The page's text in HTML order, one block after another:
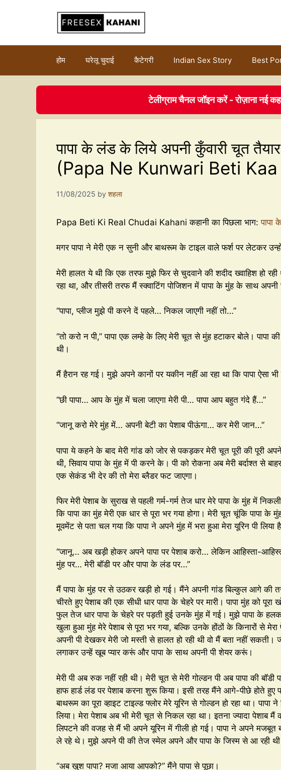
होम घरेलू चुदाई कैटेगरी Indian Sex Story Best
टेलीग्राम चैनल जॉइन करें - रोज़ाना नई
पापा के लंड के लिये अपनी कुँवारी चूत
(Papa Ne Kunwari Beti
11/08/2025 by शहला
Papa Beti Ki Real Chudai Kahani कहानी का पिछला भाग:पापा
मगर पापा ने मेरी एक न सुनी और बाथरूम के टाइल वाले फर्श पर लेटकर
मेरी हालत ये थी कि एक तरफ मुझे फिर से चुदवाने की शदीद ख्वाहिश हो
रहा था, और तीसरी तरफ मैं स्क्वाटिंग पोजिशन में पापा के मुंह के साथ अपनी
“पापा, प्लीज मुझे पी करने दें पहले… निकल जाएगी नहीं तो…”
“तो करो न पी,” पापा एक लम्हे के लिए मेरी चूत से मुंह हटाकर बोले। पापा
थी।
मैं हैरान रह गई। मुझे अपने कानों पर यकीन नहीं आ रहा था कि पापा ऐसा
“छी पापा… आप के मुंह में चला जाएगा मेरी पी… पापा आप बहुत गंदे हैं…”
“जानू करो मेरे मुंह में… अपनी बेटी का पेशाब पीऊंगा… कर मेरी जान…”
पापा ये कहने के बाद मेरी गांड को जोर से पकड़कर मेरी चूत पूरी की पूरी
थी, सिवाय पापा के मुंह में पी करने के। पी को रोकना अब मेरी बर्दाश्त से
एक सेकंड भी देर की तो मेरा ब्लैडर फट जाएगा।
फिर मेरी पेशाब के सुराख से पहली गर्म-गर्म तेज धार मेरे पापा के मुंह में
कि पापा का मुंह मेरी एक धार से पूरा भर गया होगा। मेरी चूत चूंकि पापा के
मूवमेंट से पता चल गया कि पापा ने अपने मुंह में भरा हुआ मेरा यूरिन पी लिया
“जानू… अब खड़ी होकर अपने पापा पर पेशाब करो… लेकिन आहिस्ता-
मुंह पर… मेरी बॉडी पर और पापा के लंड पर…”
मैं पापा के मुंह पर से उठकर खड़ी हो गई। मैंने अपनी गांड बिल्कुल आगे की
चीरते हुए पेशाब की एक सीधी धार पापा के चेहरे पर मारी। पापा मुंह को
फुल तेज धार पापा के चेहरे पर पड़ती हुई उनके मुंह में गई। मुझे पापा के
खुला हुआ मुंह मेरे पेशाब से पूरा भर गया, बल्कि उनके होंठों के किनारों से
अपनी पी देखकर मेरी जो मस्ती से हालत हो रही थी वो मैं बता नहीं
लगाकर उन्हें खूब प्यार करूं और पापा के साथ अपनी पी शेयर करूं।
मेरी पी अब रुक नहीं रही थी। मेरी चूत से मेरी गोल्डन पी अब पापा की बॉडी
हाफ हार्ड लंड पर पेशाब करना शुरू किया। इसी तरह मैंने आगे-पीछे होते हुए
बाथरूम का पूरा व्हाइट टाइल्ड फ्लोर मेरे यूरिन से गोल्डन हो रहा था।
लिया। मेरा पेशाब अब भी मेरी चूत से निकल रहा था। इतना ज्यादा पेशाब
लिपटने की वजह से मैं भी अपने यूरिन में गीली हो गई। पापा ने अपने
ले रहे थे। मुझे अपने पी की तेज स्मेल अपने और पापा के जिस्म से आ रही
“अब खुश पापा? मजा आया आपको?” मैंने पापा से पूछा।